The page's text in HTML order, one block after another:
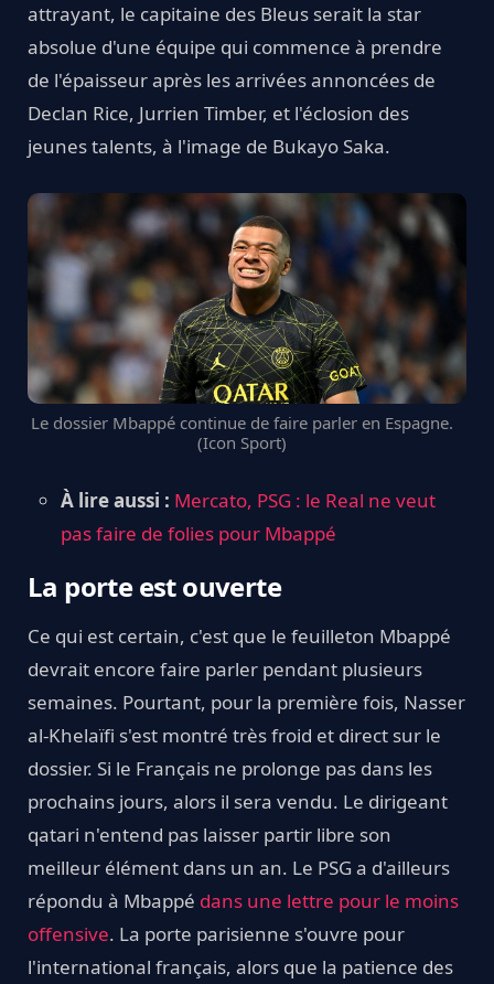
attrayant, le capitaine des Bleus serait la star
absolue d'une équipe qui commence à prendre
de l'épaisseur après les arrivées annoncées de
Declan Rice, Jurrien Timber, et l'éclosion des
jeunes talents, à l'image de Bukayo Saka.
Le dossier Mbappé continue de faire parler en Espagne.
(Icon Sport)
À lire aussi : Mercato, PSG : le Real ne veut
pas faire de folies pour Mbappé
La porte est ouverte
Ce qui est certain, c'est que le feuilleton Mbappé
devrait encore faire parler pendant plusieurs
semaines. Pourtant, pour la première fois, Nasser
al-Khelaïfi s'est montré très froid et direct sur le
dossier. Si le Français ne prolonge pas dans les
prochains jours, alors il sera vendu. Le dirigeant
qatari n'entend pas laisser partir libre son
meilleur élément dans un an. Le PSG a d'ailleurs
répondu à Mbappé dans une lettre pour le moins
offensive. La porte parisienne s'ouvre pour
l'international français, alors que la patience des